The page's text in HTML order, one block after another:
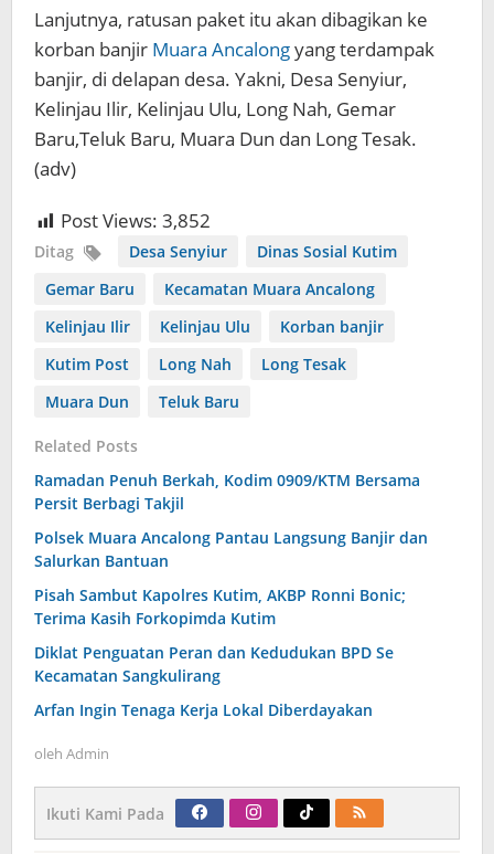
Lanjutnya, ratusan paket itu akan dibagikan ke
korban banjir Muara Ancalongyang terdampak
banjir, di delapan desa. Yakni, Desa Senyiur,
Kelinjau Ilir, Kelinjau Ulu, Long Nah, Gemar
Baru,Teluk Baru, Muara Dun dan Long Tesak.
(adv)
Post Views: 3,852
Ditag Desa Senyiur
Dinas Sosial Kutim
Gemar Baru
Kecamatan Muara Ancalong
Kelinjau Ilir
Kelinjau Ulu
Korban banjir
Kutim Post
Long Nah
Long Tesak
Muara Dun
Teluk Baru
Related Posts
Ramadan Penuh Berkah, Kodim 0909/KTM Bersama
Persit Berbagi Takjil
Polsek Muara Ancalong Pantau Langsung Banjir dan
Salurkan Bantuan
Pisah Sambut Kapolres Kutim, AKBP Ronni Bonic;
Terima Kasih Forkopimda Kutim
Diklat Penguatan Peran dan Kedudukan BPD Se
Kecamatan Sangkulirang
Arfan Ingin Tenaga Kerja Lokal Diberdayakan
oleh Admin
Ikuti Kami Pada